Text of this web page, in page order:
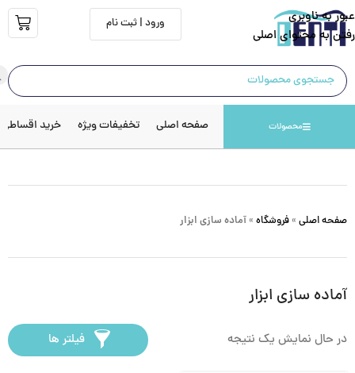
عبور به ناوبری
رفتن به محتوای اصلی
ورود | ثبت نام
محصولات صفحه اصلی تخفیفات ویژه خرید اقساطی
صفحه اصلی » فروشگاه » آماده سازی ابزار
آماده سازی ابزار
در حال نمایش یک نتیجه فیلتر ها